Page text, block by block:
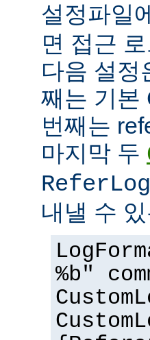
설정파일
면 접근
다음 설정
째는 기본
번째는
마지막 두
ReferLog
내낼 수
%b"